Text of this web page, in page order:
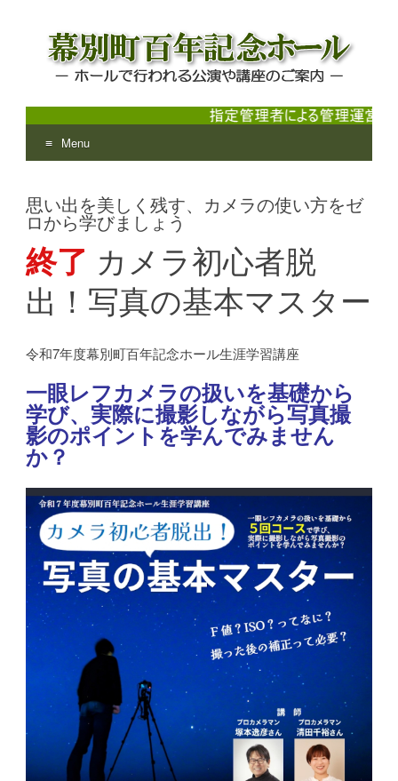
幕別町百年記念ホール
ホールで行われる公演や講座のご案内
Menu
to
content
思い出を美しく残す、カメラの使い方をゼ
ロから学びましょう
終了 カメラ初心者脱
出！写真の基本マスター
令和7年度幕別町百年記念ホール生涯学習講座
一眼レフカメラの扱いを基礎から
学び、実際に撮影しながら写真撮
影のポイントを学んでみません
か？